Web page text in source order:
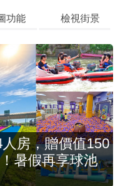
功能 檢視街景
房，贈價值150
暑假再享球池